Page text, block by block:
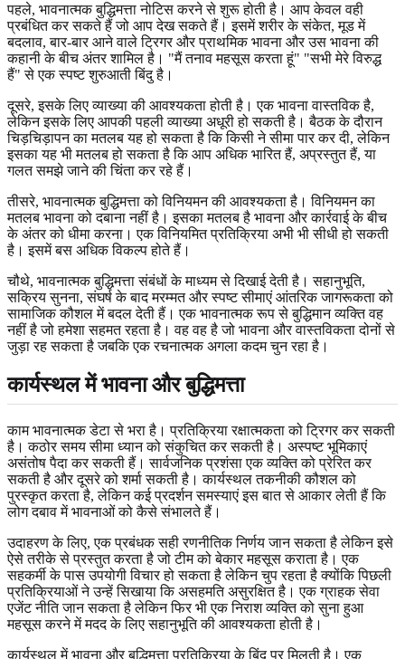
पहले, भावनात्मक बुद्धिमत्ता नोटिस करने से शुरू होती है। आप केवल वही
प्रबंधित कर सकते हैं जो आप देख सकते हैं। इसमें शरीर के संकेत, मूड में
बदलाव, बार-बार आने वाले ट्रिगर और प्राथमिक भावना और उस भावना की
कहानी के बीच अंतर शामिल है। "मैं तनाव महसूस करता हूं" "सभी मेरे विरुद्ध
हैं" से एक स्पष्ट शुरुआती बिंदु है।
दूसरे, इसके लिए व्याख्या की आवश्यकता होती है। एक भावना वास्तविक है,
लेकिन इसके लिए आपकी पहली व्याख्या अधूरी हो सकती है। बैठक के दौरान
चिड़चिड़ापन का मतलब यह हो सकता है कि किसी ने सीमा पार कर दी, लेकिन
इसका यह भी मतलब हो सकता है कि आप अधिक भारित हैं, अप्रस्तुत हैं, या
गलत समझे जाने की चिंता कर रहे हैं।
तीसरे, भावनात्मक बुद्धिमत्ता को विनियमन की आवश्यकता है। विनियमन का
मतलब भावना को दबाना नहीं है। इसका मतलब है भावना और कार्रवाई के बीच
के अंतर को धीमा करना। एक विनियमित प्रतिक्रिया अभी भी सीधी हो सकती
है। इसमें बस अधिक विकल्प होते हैं।
चौथे, भावनात्मक बुद्धिमत्ता संबंधों के माध्यम से दिखाई देती है। सहानुभूति,
सक्रिय सुनना, संघर्ष के बाद मरम्मत और स्पष्ट सीमाएं आंतरिक जागरूकता को
सामाजिक कौशल में बदल देती हैं। एक भावनात्मक रूप से बुद्धिमान व्यक्ति वह
नहीं है जो हमेशा सहमत रहता है। वह वह है जो भावना और वास्तविकता दोनों से
जुड़ा रह सकता है जबकि एक रचनात्मक अगला कदम चुन रहा है।
कार्यस्थल में भावना और बुद्धिमत्ता
काम भावनात्मक डेटा से भरा है। प्रतिक्रिया रक्षात्मकता को ट्रिगर कर सकती
है। कठोर समय सीमा ध्यान को संकुचित कर सकती है। अस्पष्ट भूमिकाएं
असंतोष पैदा कर सकती हैं। सार्वजनिक प्रशंसा एक व्यक्ति को प्रेरित कर
सकती है और दूसरे को शर्मा सकती है। कार्यस्थल तकनीकी कौशल को
पुरस्कृत करता है, लेकिन कई प्रदर्शन समस्याएं इस बात से आकार लेती हैं कि
लोग दबाव में भावनाओं को कैसे संभालते हैं।
उदाहरण के लिए, एक प्रबंधक सही रणनीतिक निर्णय जान सकता है लेकिन इसे
ऐसे तरीके से प्रस्तुत करता है जो टीम को बेकार महसूस कराता है। एक
सहकर्मी के पास उपयोगी विचार हो सकता है लेकिन चुप रहता है क्योंकि पिछली
प्रतिक्रियाओं ने उन्हें सिखाया कि असहमति असुरक्षित है। एक ग्राहक सेवा
एजेंट नीति जान सकता है लेकिन फिर भी एक निराश व्यक्ति को सुना हुआ
महसूस करने में मदद के लिए सहानुभूति की आवश्यकता होती है।
कार्यस्थल में भावना और बुद्धिमत्ता प्रतिक्रिया के बिंदु पर मिलती है। एक